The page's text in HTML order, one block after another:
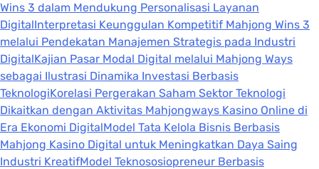
Wins 3 dalam Mendukung Personalisasi Layanan
DigitalInterpretasi Keunggulan Kompetitif Mahjong Wins 3
melalui Pendekatan Manajemen Strategis pada Industri
DigitalKajian Pasar Modal Digital melalui Mahjong Ways
sebagai Ilustrasi Dinamika Investasi Berbasis
TeknologiKorelasi Pergerakan Saham Sektor Teknologi
Dikaitkan dengan Aktivitas Mahjongways Kasino Online di
Era Ekonomi DigitalModel Tata Kelola Bisnis Berbasis
Mahjong Kasino Digital untuk Meningkatkan Daya Saing
Industri KreatifModel Teknososiopreneur Berbasis